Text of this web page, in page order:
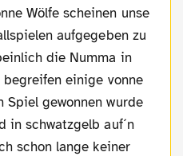
Wölfe scheinen unse
aufgegeben zu
die Numma in
einige vonne
Spiel gewonnen wurde
in schwatzgelb auf´n
schon lange keiner